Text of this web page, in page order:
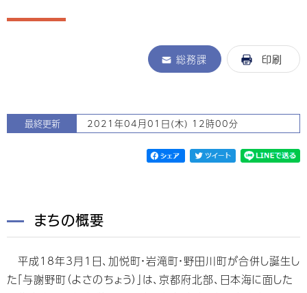
総務課 印刷
最終更新 2021年04月01日(木) 12時00分
まちの概要
平成18年3月1日、加悦町・岩滝町・野田川町が合併し誕生し
た「与謝野町（よさのちょう）」は、京都府北部、日本海に面した